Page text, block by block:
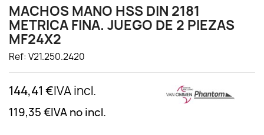
MACHOS MANO HSS DIN 2181
METRICA FINA. JUEGO DE 2 PIEZAS
MF24X2
Ref: V21.250.2420
144,41 €IVA incl.
119,35 €IVA no incl.